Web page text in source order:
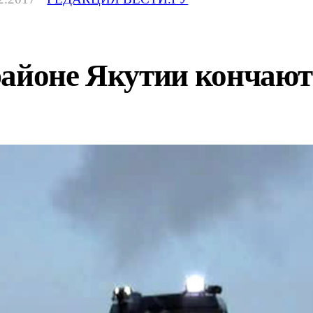
Якутии